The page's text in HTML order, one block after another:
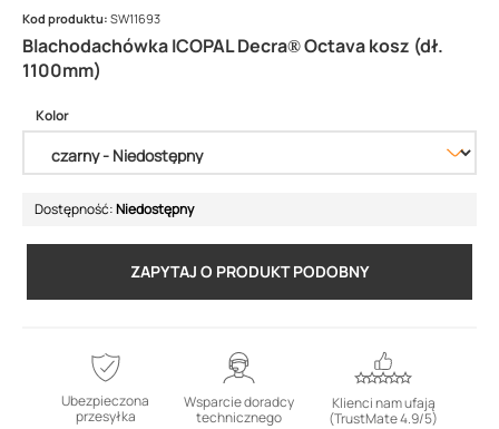
Blachodachówka ICOPAL Decra® Octava kosz (dł.
1100mm)
Kod produktu: SW11693
Kolor
Dostępność:Niedostępny
ZAPYTAJ O PRODUKT PODOBNY
Ubezpieczona
przesyłka
Wsparcie doradcy
technicznego
Klienci nam ufają
(TrustMate 4.9/5)